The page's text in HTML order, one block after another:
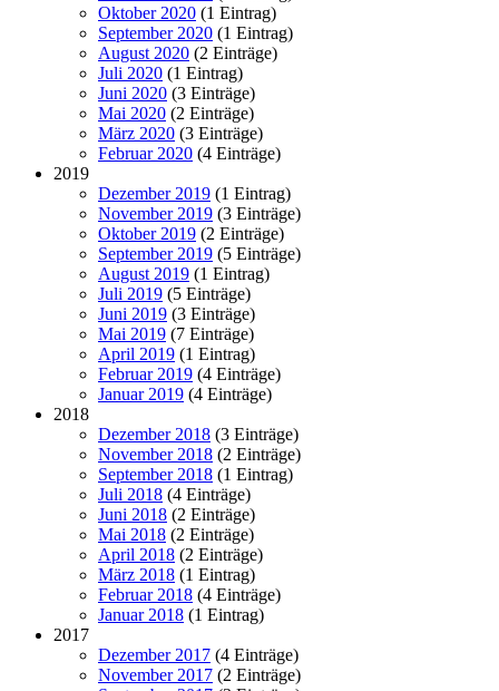
Oktober 2020 (1 Eintrag)
September 2020 (1 Eintrag)
August 2020 (2 Einträge)
Juli 2020 (1 Eintrag)
Juni 2020 (3 Einträge)
Mai 2020 (2 Einträge)
März 2020 (3 Einträge)
Februar 2020 (4 Einträge)
2019
Dezember 2019 (1 Eintrag)
November 2019 (3 Einträge)
Oktober 2019 (2 Einträge)
September 2019 (5 Einträge)
August 2019 (1 Eintrag)
Juli 2019 (5 Einträge)
Juni 2019 (3 Einträge)
Mai 2019 (7 Einträge)
April 2019 (1 Eintrag)
Februar 2019 (4 Einträge)
Januar 2019 (4 Einträge)
2018
Dezember 2018 (3 Einträge)
November 2018 (2 Einträge)
September 2018 (1 Eintrag)
Juli 2018 (4 Einträge)
Juni 2018 (2 Einträge)
Mai 2018 (2 Einträge)
April 2018 (2 Einträge)
März 2018 (1 Eintrag)
Februar 2018 (4 Einträge)
Januar 2018 (1 Eintrag)
2017
Dezember 2017 (4 Einträge)
November 2017 (2 Einträge)